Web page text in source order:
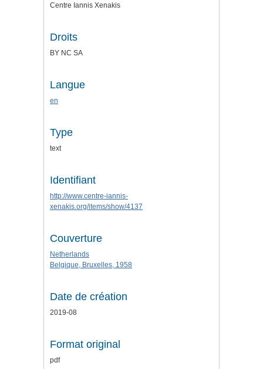
Centre Iannis Xenakis
Droits
BY NC SA
Langue
en
Type
text
Identifiant
http://www.centre-iannis-
xenakis.org/items/show/4137
Couverture
Netherlands
Belgique, Bruxelles, 1958
Date de création
2019-08
Format original
pdf